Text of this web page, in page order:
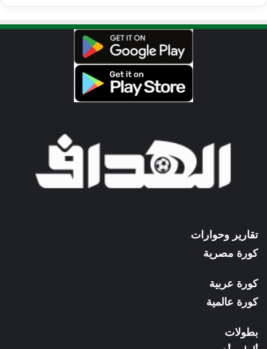
تقارير وحوارات
كورة مصرية
كورة عربية
كورة عالمية
بطولات